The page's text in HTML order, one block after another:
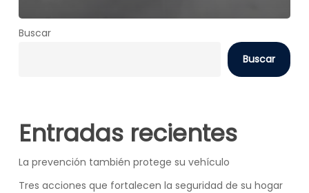
Buscar
Buscar
Entradas recientes
La prevención también protege su vehículo
Tres acciones que fortalecen la seguridad de su hogar